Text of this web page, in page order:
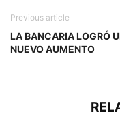
Previous article
LA BANCARIA LOGRÓ
NUEVO AUMENTO